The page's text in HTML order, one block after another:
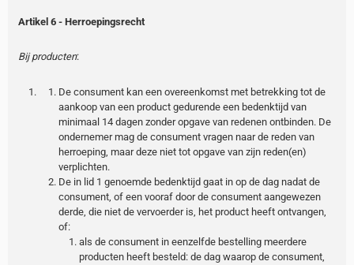
Artikel 6 - Herroepingsrecht
Bij producten:
De consument kan een overeenkomst met betrekking tot de
aankoop van een product gedurende een bedenktijd van
minimaal 14 dagen zonder opgave van redenen ontbinden. De
ondernemer mag de consument vragen naar de reden van
herroeping, maar deze niet tot opgave van zijn reden(en)
verplichten.
De in lid 1 genoemde bedenktijd gaat in op de dag nadat de
consument, of een vooraf door de consument aangewezen
derde, die niet de vervoerder is, het product heeft ontvangen,
of:
als de consument in eenzelfde bestelling meerdere
producten heeft besteld: de dag waarop de consument,